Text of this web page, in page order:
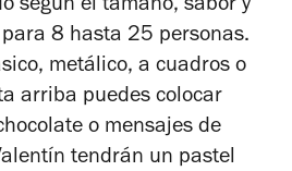
según el tamaño, sabor y
8 hasta 25 personas.
metálico, a cuadros o
arriba puedes colocar
o mensajes de
tendrán un pastel